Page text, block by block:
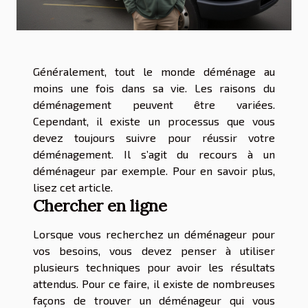
Généralement, tout le monde déménage au
moins une fois dans sa vie. Les raisons du
déménagement peuvent être variées.
Cependant, il existe un processus que vous
devez toujours suivre pour réussir votre
déménagement. Il s’agit du recours à un
déménageur par exemple. Pour en savoir plus,
lisez cet article.
Chercher en ligne
Lorsque vous recherchez un déménageur pour
vos besoins, vous devez penser à utiliser
plusieurs techniques pour avoir les résultats
attendus. Pour ce faire, il existe de nombreuses
façons de trouver un déménageur qui vous